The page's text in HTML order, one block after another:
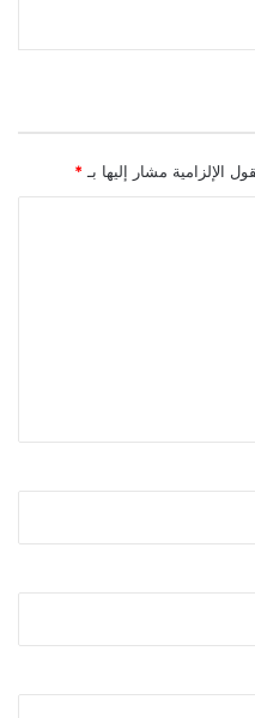
الإلزامية مشار إليها بـ *